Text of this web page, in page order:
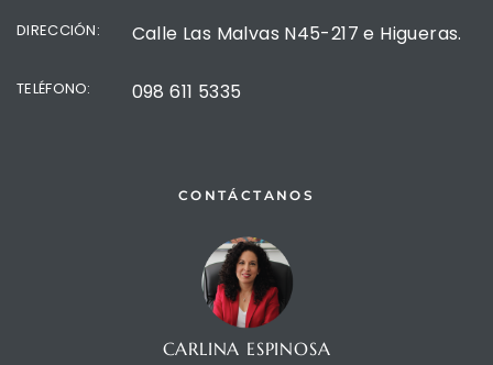
DIRECCIÓN: Calle Las Malvas N45-217 e Higueras.
TELÉFONO: 098 611 5335
CONTÁCTANOS
CARLINA ESPINOSA